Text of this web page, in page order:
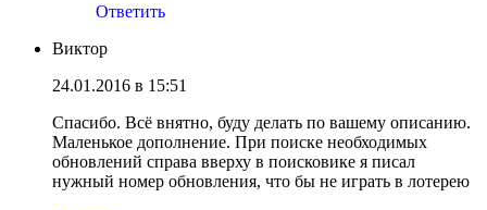
Ответить
Виктор
24.01.2016 в 15:51
Спасибо. Всё внятно, буду делать по вашему описанию.
Маленькое дополнение. При поиске необходимых
обновлений справа вверху в поисковике я писал
нужный номер обновления, что бы не играть в лотерею